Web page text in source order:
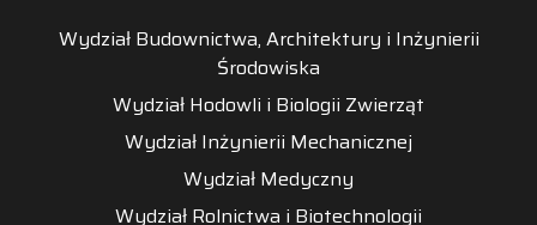
Wydział Budownictwa, Architektury i Inżynierii
Środowiska
Wydział Hodowli i Biologii Zwierząt
Wydział Inżynierii Mechanicznej
Wydział Medyczny
Wydział Rolnictwa i Biotechnologii